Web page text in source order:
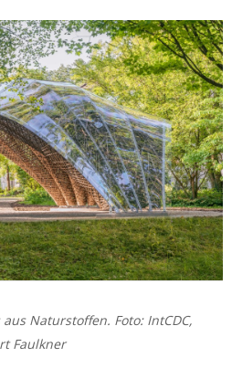
Naturstoffen. Foto: IntCDC,
Faulkner